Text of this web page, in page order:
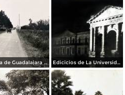
Carretera de Guadalajara a Chapala. Edicicios de La Universidad.